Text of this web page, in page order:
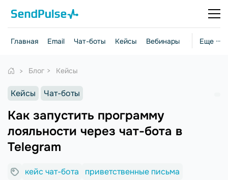
Еще ···
Главная Email Чат-боты Кейсы Вебинары Стратегии
Блог Кейсы
Кейсы Чат-боты
Как запустить программу
лояльности через чат-бота в
Telegram
кейс чат-бота приветственные письма